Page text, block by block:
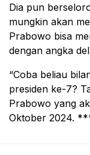
Dia pun
mungkin akan
Prabowo bisa
dengan angka
“Coba beliau
presiden ke-7?
Prabowo yang
Oktober 2024.